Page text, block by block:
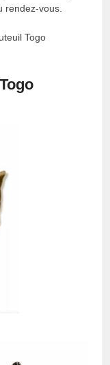
rendez-vous.
Togo